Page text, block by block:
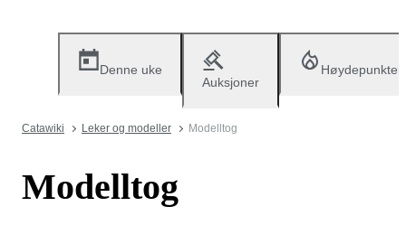
Denne uke
Auksjoner
Høydepunkter
Catawiki Leker og modeller Modelltog
Modelltog